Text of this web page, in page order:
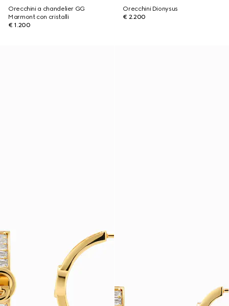
Orecchini a chandelier GG
Marmont con cristalli
€ 1.200
Orecchini Dionysus
€ 2.200